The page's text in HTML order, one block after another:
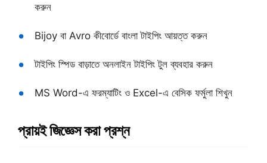
করুন
Bijoy বা Avro কীবোর্ডে বাংলা টাইপিং আয়ত্ত করুন
টাইপিং স্পিড বাড়াতে অনলাইন টাইপিং টুল ব্যবহার করুন
MS Word-এ ফরম্যাটিং ও Excel-এ বেসিক ফর্মুলা শিখুন
প্রায়ই জিজ্ঞেস করা প্রশ্ন